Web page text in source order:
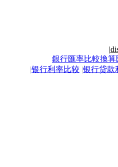
|
銀行匯率比較換算
|银行利率比较 |银行贷款